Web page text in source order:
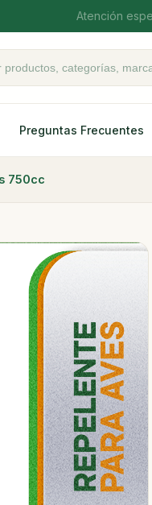
Atención
Preguntas Frecuentes
750cc